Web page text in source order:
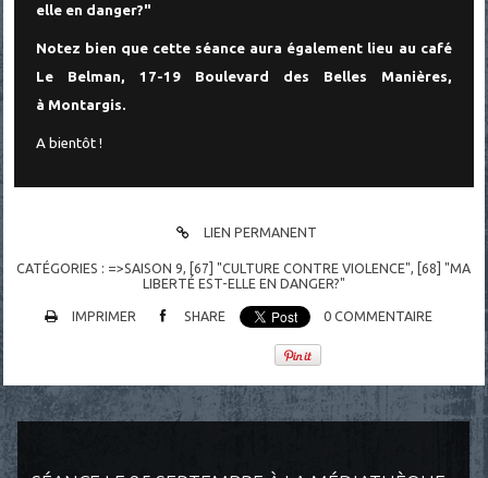
elle en danger?"
Notez bien que cette séance aura également lieu au café
Le Belman, 17-19 Boulevard des Belles Manières,
à Montargis.
A bientôt !
LIEN PERMANENT
CATÉGORIES : =>SAISON 9, [67] "CULTURE CONTRE VIOLENCE", [68] "MA
LIBERTÉ EST-ELLE EN DANGER?"
IMPRIMER SHARE 0 COMMENTAIRE